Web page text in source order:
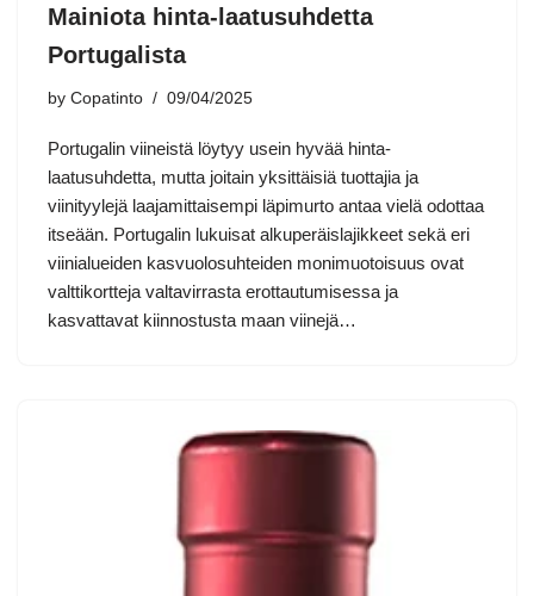
Mainiota hinta-laatusuhdetta
Portugalista
by Copatinto 09/04/2025
Portugalin viineistä löytyy usein hyvää hinta-
laatusuhdetta, mutta joitain yksittäisiä tuottajia ja
viinityylejä laajamittaisempi läpimurto antaa vielä odottaa
itseään. Portugalin lukuisat alkuperäislajikkeet sekä eri
viinialueiden kasvuolosuhteiden monimuotoisuus ovat
valttikortteja valtavirrasta erottautumisessa ja
kasvattavat kiinnostusta maan viinejä…